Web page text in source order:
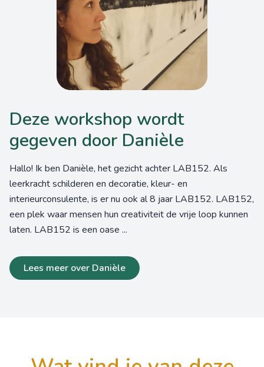
Deze workshop wordt
gegeven door Danièle
Hallo! Ik ben Danièle, het gezicht achter LAB152. Als
leerkracht schilderen en decoratie, kleur- en
interieurconsulente, is er nu ook al 8 jaar LAB152. LAB152,
een plek waar mensen hun creativiteit de vrije loop kunnen
laten. LAB152 is een oase ...
Lees meer over Danièle